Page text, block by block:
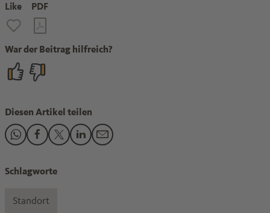
Like PDF
War der Beitrag hilfreich?
Diesen Artikel teilen
Den Beitrag "Klimaneutral bis 2050? Was die Chemie dafür
Den Beitrag "Klimaneutral bis 2050? Was die Chemie
Den Beitrag "Klimaneutral bis 2050? Was die
Den Beitrag "Klimaneutral bis 2050? Was
Den Beitrag "Klimaneutral bis 2050?
Schlagworte
Standort